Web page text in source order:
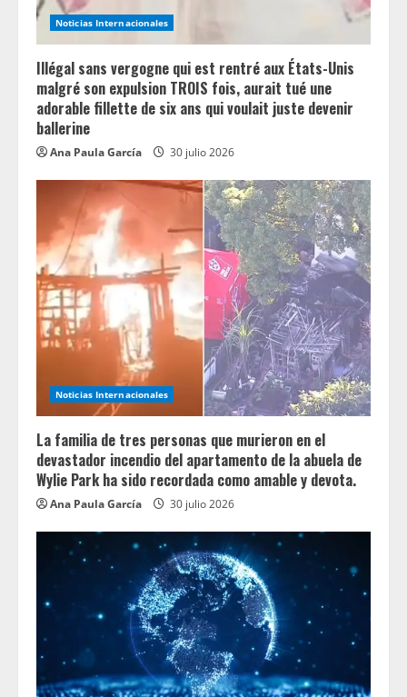
Noticias Internacionales
Illégal sans vergogne qui est rentré aux États-Unis
malgré son expulsion TROIS fois, aurait tué une
adorable fillette de six ans qui voulait juste devenir
ballerine
Ana Paula García 30 julio 2026
Noticias Internacionales
La familia de tres personas que murieron en el
devastador incendio del apartamento de la abuela de
Wylie Park ha sido recordada como amable y devota.
Ana Paula García 30 julio 2026